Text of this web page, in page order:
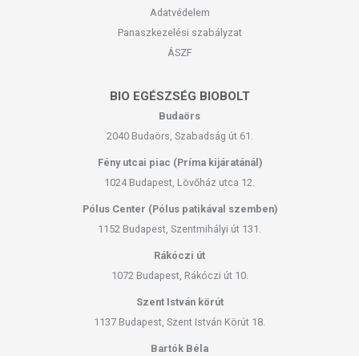
Adatvédelem
Panaszkezelési szabályzat
ÁSZF
BIO EGÉSZSÉG BIOBOLT
Budaörs
2040 Budaörs, Szabadság út 61.
Fény utcai piac (Príma kijáratánál)
1024 Budapest, Lövőház utca 12.
Pólus Center (Pólus patikával szemben)
1152 Budapest, Szentmihályi út 131.
Rákóczi út
1072 Budapest, Rákóczi út 10.
Szent István körút
1137 Budapest, Szent István Körút 18.
Bartók Béla